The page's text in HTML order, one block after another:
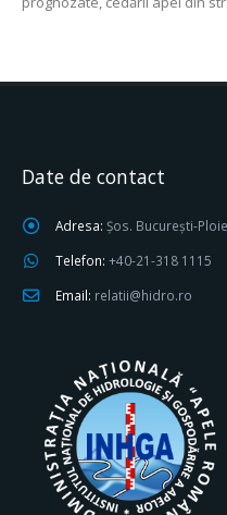
Date de contact
Adresa: Șos. București-
Telefon: +40-21-318 1115
Email: relatii@hidro.ro